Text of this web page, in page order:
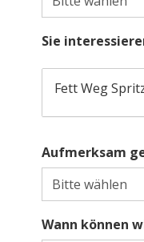
Sie
Fett Weg
Aufmerksam
Wann können